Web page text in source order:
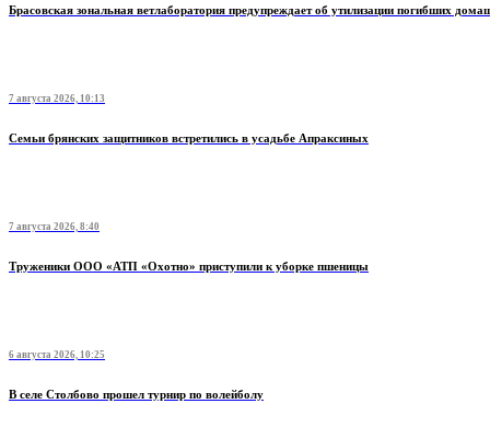
Брасовская зональная ветлаборатория предупреждает об утилизации погибших
7 августа 2026, 10:13
Семьи брянских защитников встретились в усадьбе Апраксиных
7 августа 2026, 8:40
Труженики ООО «АТП «Охотно» приступили к уборке пшеницы
6 августа 2026, 10:25
В селе Столбово прошел турнир по волейболу